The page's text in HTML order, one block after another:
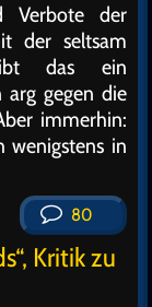
Verbote der
der seltsam
das ein
arg gegen die
immerhin:
wenigstens in
80
Kritik zu